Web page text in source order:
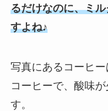
るだけなのに、ミ
すよね♪
写真にあるコーヒ
コーヒーで、酸味
す。